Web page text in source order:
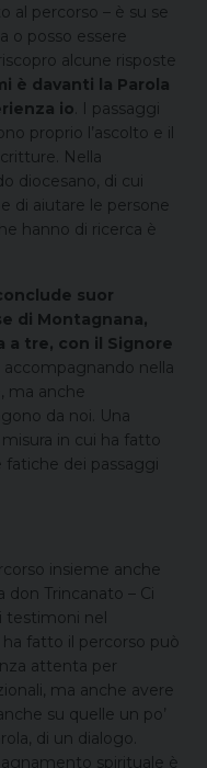
al percorso – è su se
o posso essere
alcune risposte
è davanti la Parola
io . I passaggi
proprio l’ascolto e il
Nella
diocesano, di cui
di aiutare le persone
hanno di ricerca è
suor
di Montagnana,
a tre, con il Signore
accompagnando nella
ma anche
da noi. Una
in cui ha fatto
dei passaggi
insieme anche
don Trincanato – Ci
testimoni nel
fatto il percorso può
attenta per
ma anche avere
su quelle un po’
di un dialogo.
spirituale è